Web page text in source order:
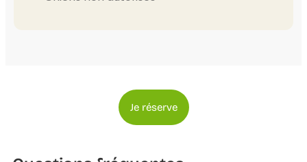
Je réserve